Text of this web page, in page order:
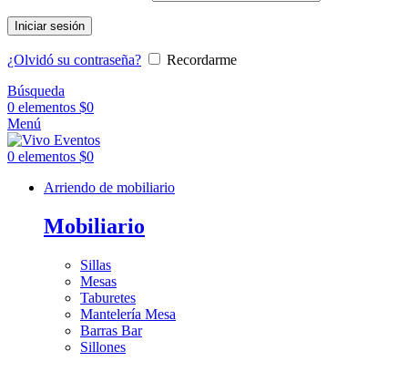
Iniciar sesión
¿Olvidó su contraseña?
Recordarme
Búsqueda
0 elementos $0
Menú
0 elementos $0
Arriendo de mobiliario
Mobiliario
Sillas
Mesas
Taburetes
Mantelería Mesa
Barras Bar
Sillones